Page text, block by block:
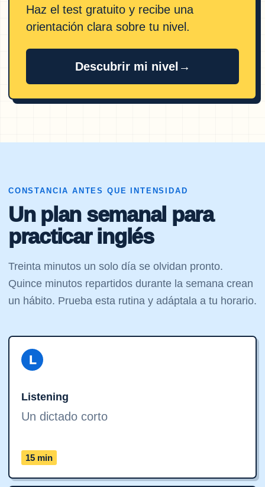
Haz el test gratuito y recibe una
orientación clara sobre tu nivel.
Descubrir mi nivel →
CONSTANCIA ANTES QUE INTENSIDAD
Un plan semanal para
practicar inglés
Treinta minutos un solo día se olvidan pronto.
Quince minutos repartidos durante la semana crean
un hábito. Prueba esta rutina y adáptala a tu horario.
L
Listening
Un dictado corto
15 min